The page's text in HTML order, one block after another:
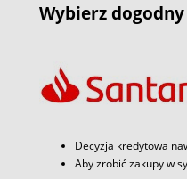
Wybierz
Decyzja kredytowa
Aby zrobić zakupy w